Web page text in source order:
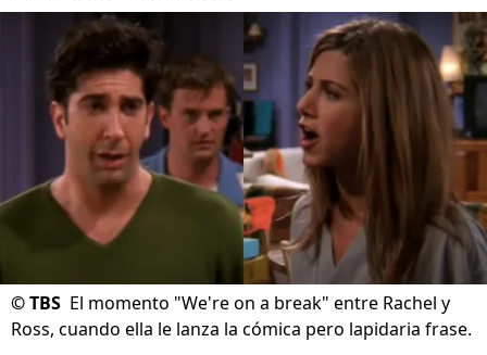
©TBS El momento "We're on a break" entre Rachel y
Ross, cuando ella le lanza la cómica pero lapidaria frase.